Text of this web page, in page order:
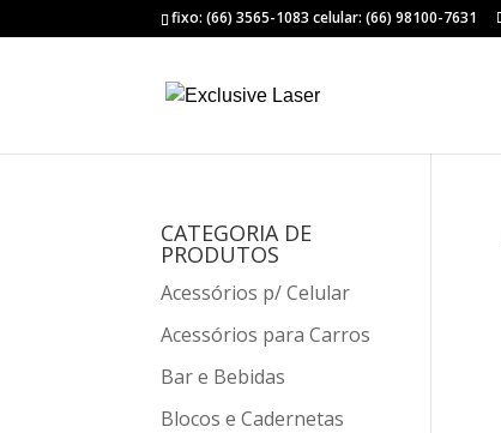
fixo: (66) 3565-1083 celular: (66) 98100-7631
CATEGORIA DE
PRODUTOS
Acessórios p/ Celular
Acessórios para Carros
Bar e Bebidas
Blocos e Cadernetas